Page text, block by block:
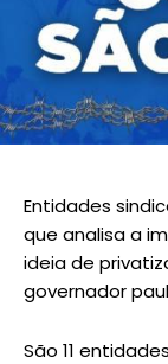
Entidades
que analisa a
ideia de
governador
São 11